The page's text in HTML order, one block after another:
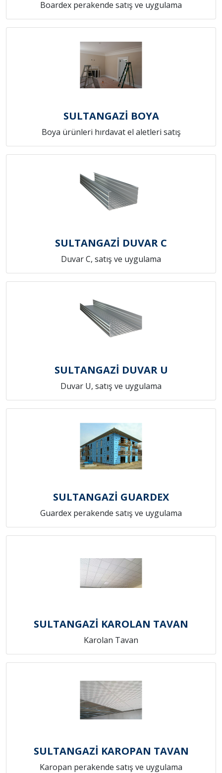
Boardex perakende satış ve uygulama
SULTANGAZİ BOYA
Boya ürünleri hırdavat el aletleri satış
SULTANGAZİ DUVAR C
Duvar C, satış ve uygulama
SULTANGAZİ DUVAR U
Duvar U, satış ve uygulama
SULTANGAZİ GUARDEX
Guardex perakende satış ve uygulama
SULTANGAZİ KAROLAN TAVAN
Karolan Tavan
SULTANGAZİ KAROPAN TAVAN
Karopan perakende satış ve uygulama